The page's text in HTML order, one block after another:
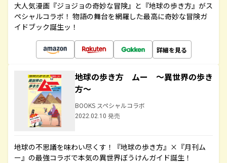
大人気漫画『ジョジョの奇妙な冒険』と『地球の歩き方』がス
ペシャルコラボ！ 物語の舞台を網羅した最高に奇妙な冒険ガ
イドブック誕生ッ！
詳細を見る
地球の歩き方 ムー ～異世界の歩き
方～
BOOKS スペシャルコラボ
2022.02.10 発売
地球の不思議を味わい尽くす！『地球の歩き方』×『月刊ム
ー』の最強コラボで本気の異世界ぼうけんガイド誕生！